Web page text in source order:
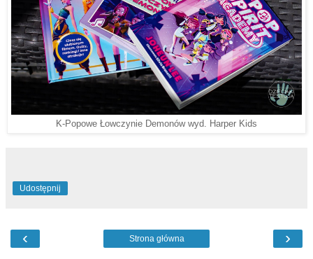
K-Popowe Łowczynie Demonów wyd. Harper Kids
Udostępnij
‹ ›
Strona główna